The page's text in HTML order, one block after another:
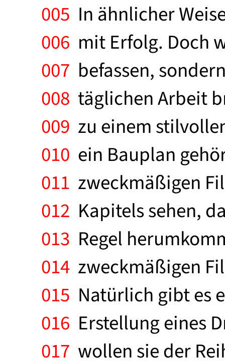
005 In ähnlicher
006 mit Erfolg. Doch
007 befassen,
008 täglichen Arbeit
009 zu einem
010 ein Bauplan
011 zweckmäßigen
012 Kapitels sehen,
013 Regel
014 zweckmäßigen
015 Natürlich gibt es
016 Erstellung eines
017 wollen sie der